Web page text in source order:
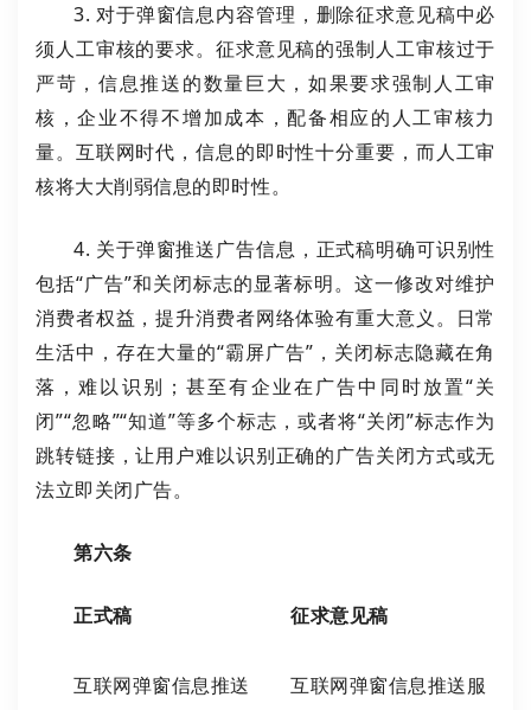
3. 对于弹窗信息内容管理，删除征求意见稿中必
须人工审核的要求。征求意见稿的强制人工审核过于
严苛，信息推送的数量巨大，如果要求强制人工审
核，企业不得不增加成本，配备相应的人工审核力
量。互联网时代，信息的即时性十分重要，而人工审
核将大大削弱信息的即时性。
4. 关于弹窗推送广告信息，正式稿明确可识别性
包括“广告”和关闭标志的显著标明。这一修改对维护
消费者权益，提升消费者网络体验有重大意义。日常
生活中，存在大量的“霸屏广告”，关闭标志隐藏在角
落，难以识别；甚至有企业在广告中同时放置“关
闭”“忽略”“知道”等多个标志，或者将“关闭”标志作为
跳转链接，让用户难以识别正确的广告关闭方式或无
法立即关闭广告。
第六条
正式稿 征求意见稿
互联网弹窗信息推送
互联网弹窗信息推送服